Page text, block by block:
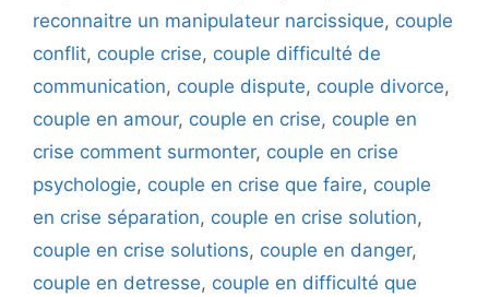
reconnaitre un manipulateur narcissique, couple
conflit, couple crise, couple difficulté de
communication, couple dispute, couple divorce,
couple en amour, couple en crise, couple en
crise comment surmonter, couple en crise
psychologie, couple en crise que faire, couple
en crise séparation, couple en crise solution,
couple en crise solutions, couple en danger,
couple en detresse, couple en difficulté que